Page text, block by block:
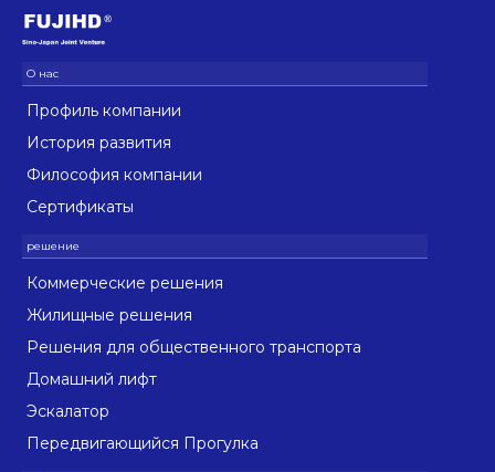
Профиль компании
История развития
Философия компании
Сертификаты
Коммерческие решения
Жилищные решения
Решения для общественного транспорта
Домашний лифт
Эскалатор
Передвигающийся Прогулка